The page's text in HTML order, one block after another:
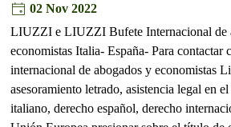
02 Nov 2022
LIUZZI e LIUZZI Bufete Internacional de
economistas Italia- España- Para contactar
internacional de abogados y economistas
asesoramiento letrado, asistencia legal en
italiano, derecho español, derecho